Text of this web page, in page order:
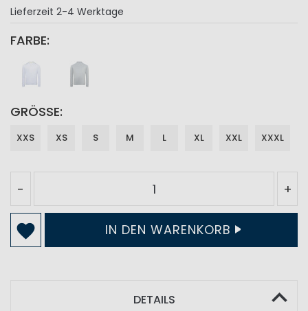
Lieferzeit 2-4 Werktage
FARBE
GRÖSSE
XXS XS S M L XL XXL XXXL
- +
IN DEN WARENKORB
DETAILS